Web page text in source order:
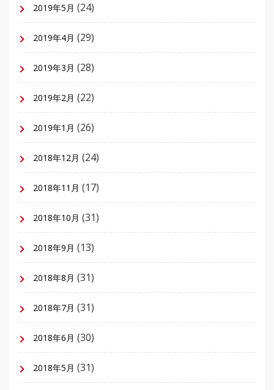
2019年5月 (24)
2019年4月 (29)
2019年3月 (28)
2019年2月 (22)
2019年1月 (26)
2018年12月 (24)
2018年11月 (17)
2018年10月 (31)
2018年9月 (13)
2018年8月 (31)
2018年7月 (31)
2018年6月 (30)
2018年5月 (31)